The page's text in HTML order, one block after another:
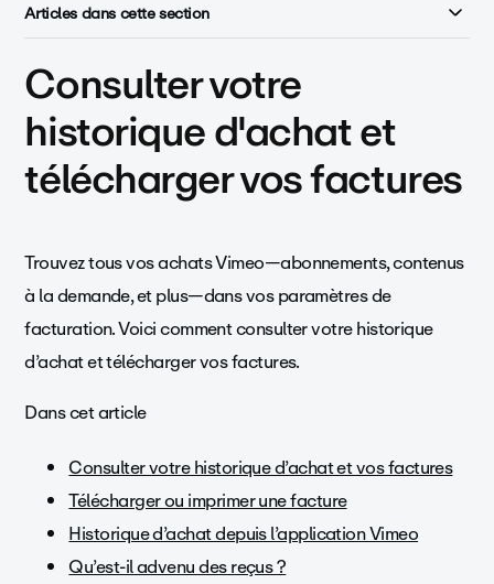
Articles dans cette section
Consulter votre
historique d'achat et
télécharger vos factures
Trouvez tous vos achats Vimeo—abonnements, contenus
à la demande, et plus—dans vos paramètres de
facturation. Voici comment consulter votre historique
d’achat et télécharger vos factures.
Dans cet article
Consulter votre historique d’achat et vos factures
Télécharger ou imprimer une facture
Historique d’achat depuis l’application Vimeo
Qu’est-il advenu des reçus ?